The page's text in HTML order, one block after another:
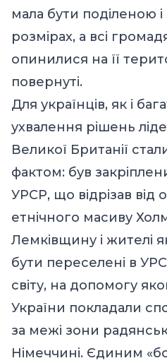
мала бути поділеною
розмірах, а всі
опинилися на її
повернуті.
Для українців, як і
ухвалення рішень
Великої Британії
фактом: був
УРСР, що відрізав від
етнічного масиву
Лемківщину і жителі
бути переселені в
світу, на допомогу
України покладали
за межі зони
Німеччині. Єдиним